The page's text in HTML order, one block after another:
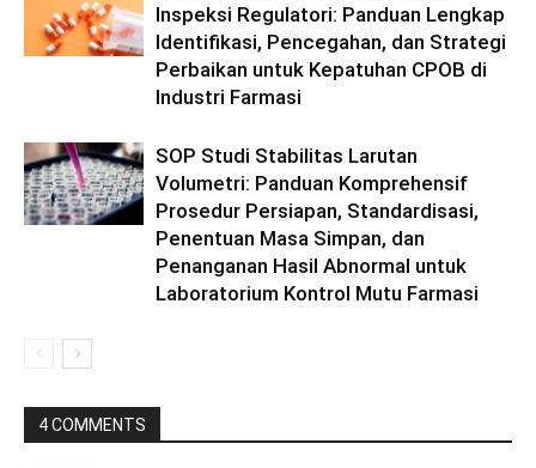
Inspeksi Regulatori: Panduan Lengkap
Identifikasi, Pencegahan, dan Strategi
Perbaikan untuk Kepatuhan CPOB di
Industri Farmasi
SOP Studi Stabilitas Larutan
Volumetri: Panduan Komprehensif
Prosedur Persiapan, Standardisasi,
Penentuan Masa Simpan, dan
Penanganan Hasil Abnormal untuk
Laboratorium Kontrol Mutu Farmasi
4 COMMENTS